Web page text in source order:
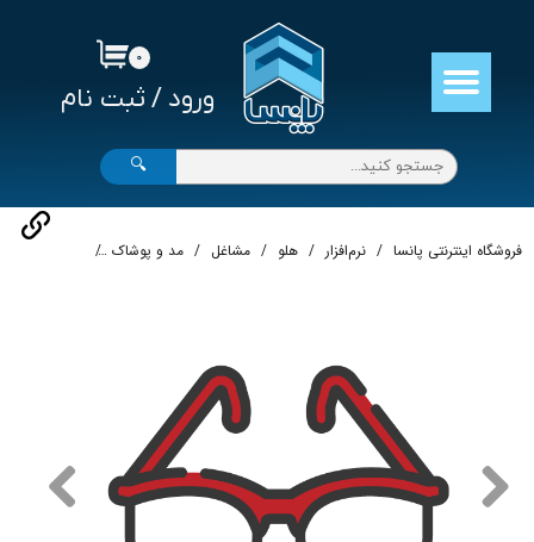
ورود / ثبت نام
حساب کاربری من
تغییر گذر واژه
سفارشات
خروج از حساب کاربری
۰
🔍
فروشگاه اینترنتی پانسا نرم‌افزار هلو مشاغل مد و پوشاک